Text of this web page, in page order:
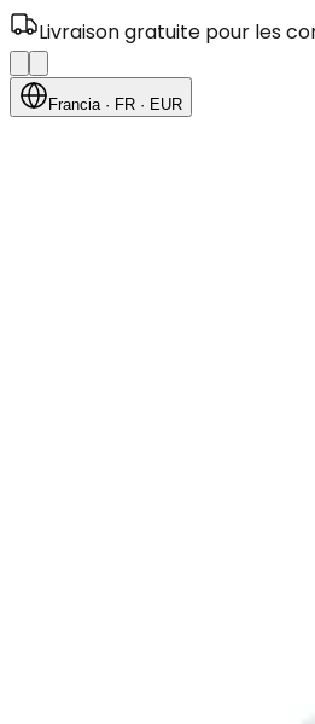
Livraison gratuite pour les
Francia· FR · EUR